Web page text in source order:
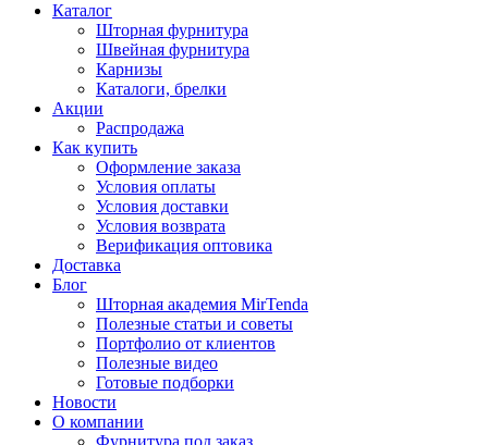
Каталог
Шторная фурнитура
Швейная фурнитура
Карнизы
Каталоги, брелки
Акции
Распродажа
Как купить
Оформление заказа
Условия оплаты
Условия доставки
Условия возврата
Верификация оптовика
Доставка
Блог
Шторная академия MirTenda
Полезные статьи и советы
Портфолио от клиентов
Полезные видео
Готовые подборки
Новости
О компании
Фурнитура под заказ